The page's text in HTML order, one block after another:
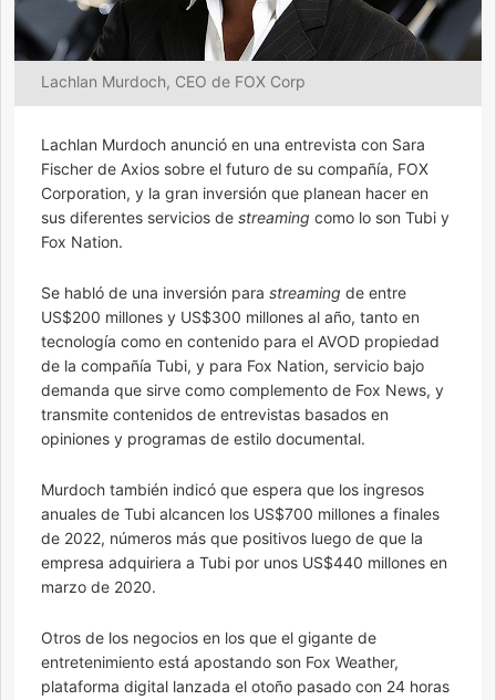
Lachlan Murdoch, CEO de FOX Corp
Lachlan Murdoch anunció en una entrevista con Sara
Fischer de Axios sobre el futuro de su compañía, FOX
Corporation, y la gran inversión que planean hacer en
sus diferentes servicios de streaming como lo son Tubi y
Fox Nation.
Se habló de una inversión para streaming de entre
US$200 millones y US$300 millones al año, tanto en
tecnología como en contenido para el AVOD propiedad
de la compañía Tubi, y para Fox Nation, servicio bajo
demanda que sirve como complemento de Fox News, y
transmite contenidos de entrevistas basados ​​en
opiniones y programas de estilo documental.
Murdoch también indicó que espera que los ingresos
anuales de Tubi alcancen los US$700 millones a finales
de 2022, números más que positivos luego de que la
empresa adquiriera a Tubi por unos US$440 millones en
marzo de 2020.
Otros de los negocios en los que el gigante de
entretenimiento está apostando son Fox Weather,
plataforma digital lanzada el otoño pasado con 24 horas